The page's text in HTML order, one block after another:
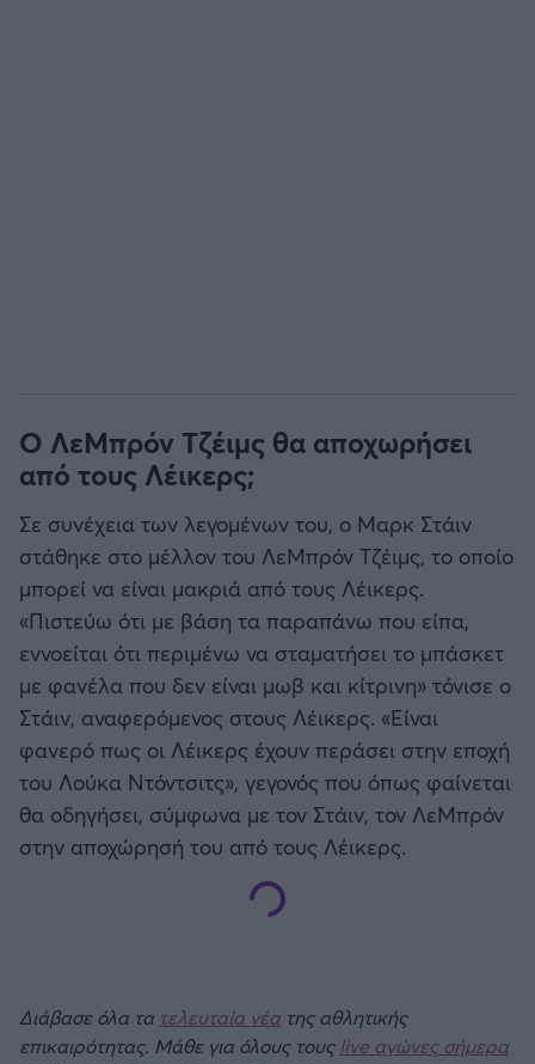
Ο ΛεΜπρόν Τζέιμς θα αποχωρήσει
από τους Λέικερς;
Σε συνέχεια των λεγομένων του, ο Μαρκ Στάιν
στάθηκε στο μέλλον του ΛεΜπρόν Τζέιμς, το οποίο
μπορεί να είναι μακριά από τους Λέικερς.
«Πιστεύω ότι με βάση τα παραπάνω που είπα,
εννοείται ότι περιμένω να σταματήσει το μπάσκετ
με φανέλα που δεν είναι μωβ και κίτρινη» τόνισε ο
Στάιν, αναφερόμενος στους Λέικερς. «Είναι
φανερό πως οι Λέικερς έχουν περάσει στην εποχή
του Λούκα Ντόντσιτς», γεγονός που όπως φαίνεται
θα οδηγήσει, σύμφωνα με τον Στάιν, τον ΛεΜπρόν
στην αποχώρησή του από τους Λέικερς.
Διάβασε όλα τα τελευταία νέα της αθλητικής
επικαιρότητας. Μάθε για όλους τους live αγώνες σήμερα